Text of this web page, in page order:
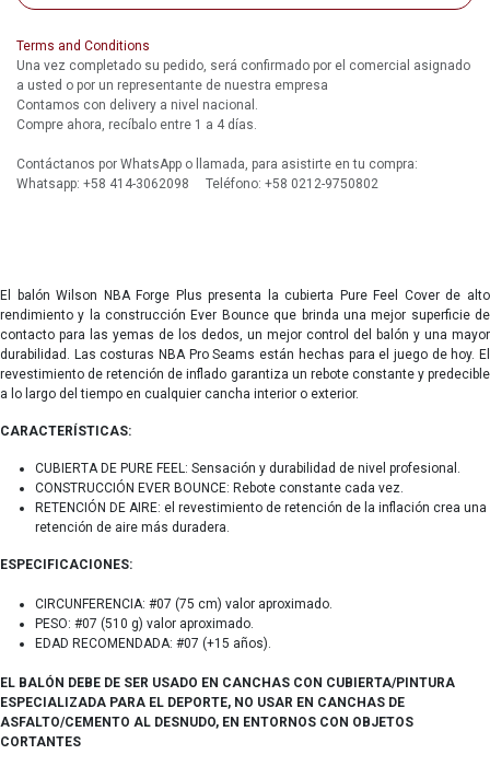
Terms and Conditions
Una vez completado su pedido, será confirmado por el comercial asignado
a usted o por un representante de nuestra empresa
Contamos con delivery a nivel nacional.
Compre ahora, recíbalo entre 1 a 4 días.
Contáctanos por WhatsApp o llamada, para asistirte en tu compra:
Whatsapp: +58 414-3062098 Teléfono: +58 0212-9750802
El balón Wilson NBA Forge Plus presenta la cubierta Pure Feel Cover de alto
rendimiento y la construcción Ever Bounce que brinda una mejor superficie de
contacto para las yemas de los dedos, un mejor control del balón y una mayor
durabilidad. Las costuras NBA Pro Seams están hechas para el juego de hoy. El
revestimiento de retención de inflado garantiza un rebote constante y predecible
a lo largo del tiempo en cualquier cancha interior o exterior.
CARACTERÍSTICAS:
CUBIERTA DE PURE FEEL: Sensación y durabilidad de nivel profesional.
CONSTRUCCIÓN EVER BOUNCE: Rebote constante cada vez.
RETENCIÓN DE AIRE: el revestimiento de retención de la inflación crea una
retención de aire más duradera.
ESPECIFICACIONES:
CIRCUNFERENCIA: #07 (75 cm) valor aproximado.
PESO: #07 (510 g) valor aproximado.
EDAD RECOMENDADA: #07 (+15 años).
EL BALÓN DEBE DE SER USADO EN CANCHAS CON CUBIERTA/PINTURA
ESPECIALIZADA PARA EL DEPORTE, NO USAR EN CANCHAS DE
ASFALTO/CEMENTO AL DESNUDO, EN ENTORNOS CON OBJETOS
CORTANTES